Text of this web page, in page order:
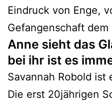
Eindruck von Enge,
Gefangenschaft
Anne sieht das
bei ihr ist es
Savannah Robold ist
Die erst 20jährigen